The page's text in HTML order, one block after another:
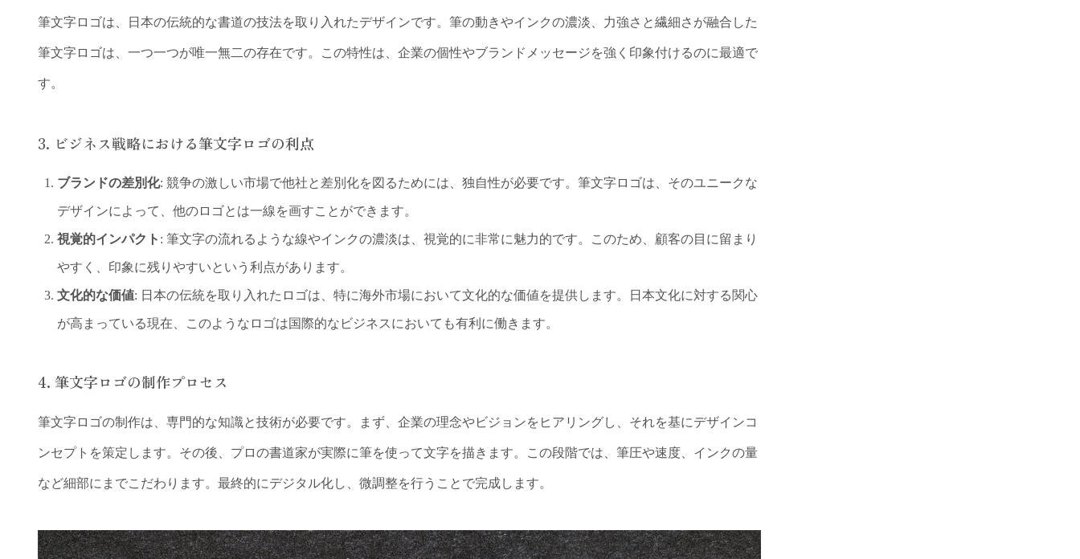
筆文字ロゴは、日本の伝統的な書道の技法を取り入れたデザインです。筆の動きやインクの濃淡、力強さと繊細さが融合した
筆文字ロゴは、一つ一つが唯一無二の存在です。この特性は、企業の個性やブランドメッセージを強く印象付けるのに最適で
す。
3. ビジネス戦略における筆文字ロゴの利点
ブランドの差別化: 競争の激しい市場で他社と差別化を図るためには、独自性が必要です。筆文字ロゴは、そのユニークな
デザインによって、他のロゴとは一線を画すことができます。
視覚的インパクト : 筆文字の流れるような線やインクの濃淡は、視覚的に非常に魅力的です。このため、顧客の目に留まり
やすく、印象に残りやすいという利点があります。
文化的な価値: 日本の伝統を取り入れたロゴは、特に海外市場において文化的な価値を提供します。日本文化に対する関心
が高まっている現在、このようなロゴは国際的なビジネスにおいても有利に働きます。
4. 筆文字ロゴの制作プロセス
筆文字ロゴの制作は、専門的な知識と技術が必要です。まず、企業の理念やビジョンをヒアリングし、それを基にデザインコ
ンセプトを策定します。その後、プロの書道家が実際に筆を使って文字を描きます。この段階では、筆圧や速度、インクの量
など細部にまでこだわります。最終的にデジタル化し、微調整を行うことで完成します。